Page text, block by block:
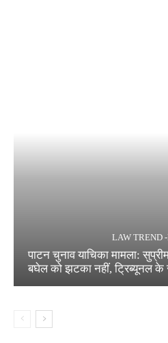
LAW TREND
पाटन चुनाव याचिका मामला:
बघेल को झटका नहीं, ट्रिब्यूनल के